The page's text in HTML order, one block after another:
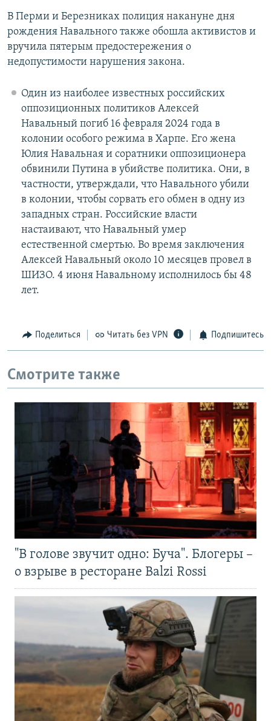
В Перми и Березниках полиция накануне дня
рождения Навального также обошла активистов и
вручила пятерым предостережения о
недопустимости нарушения закона.
Один из наиболее известных российских
оппозиционных политиков Алексей
Навальный погиб 16 февраля 2024 года в
колонии особого режима в Харпе. Его жена
Юлия Навальная и соратники оппозиционера
обвинили Путина в убийстве политика. Они, в
частности, утверждали, что Навального убили
в колонии, чтобы сорвать его обмен в одну из
западных стран. Российские власти
настаивают, что Навальный умер
естественной смертью. Во время заключения
Алексей Навальный около 10 месяцев провел в
ШИЗО. 4 июня Навальному исполнилось бы 48
лет.
Поделиться Читать без VPN Подпишитесь
Смотрите также
"В голове звучит одно: Буча". Блогеры –
о взрыве в ресторане Balzi Rossi